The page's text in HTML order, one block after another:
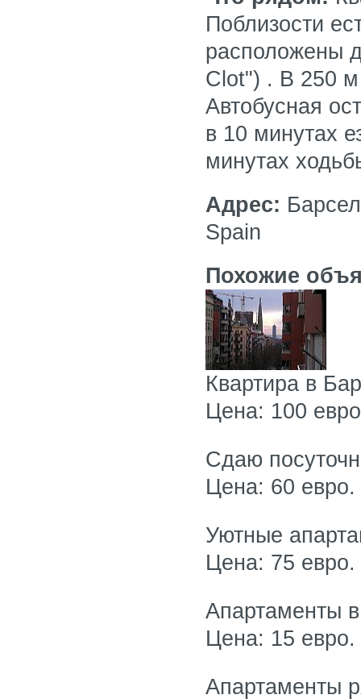
Поблизости
расположены
Clot") . В 250
Автобусная
в 10 минутах
минутах
Адрес:
Spain
Похожие
Квартира в
Цена: 100
Сдаю
Цена: 60 евро.
Уютные
Цена: 75 евро.
Aпартаменты
Цена: 15 евро.
Апартаменты